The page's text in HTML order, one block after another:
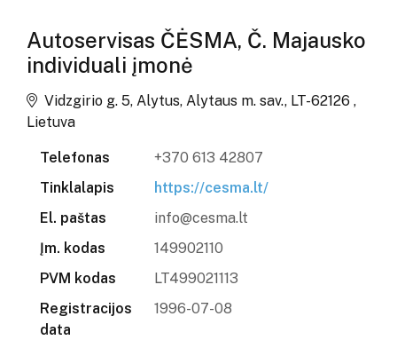
Autoservisas ČĖSMA, Č. Majausko
individuali įmonė
Vidzgirio g. 5, Alytus, Alytaus m. sav., LT-62126 ,
Lietuva
Telefonas
+370 613 42807
Tinklalapis
https://cesma.lt/
El. paštas
info@cesma.lt
Įm. kodas
149902110
PVM kodas
LT499021113
Registracijos
data
1996-07-08